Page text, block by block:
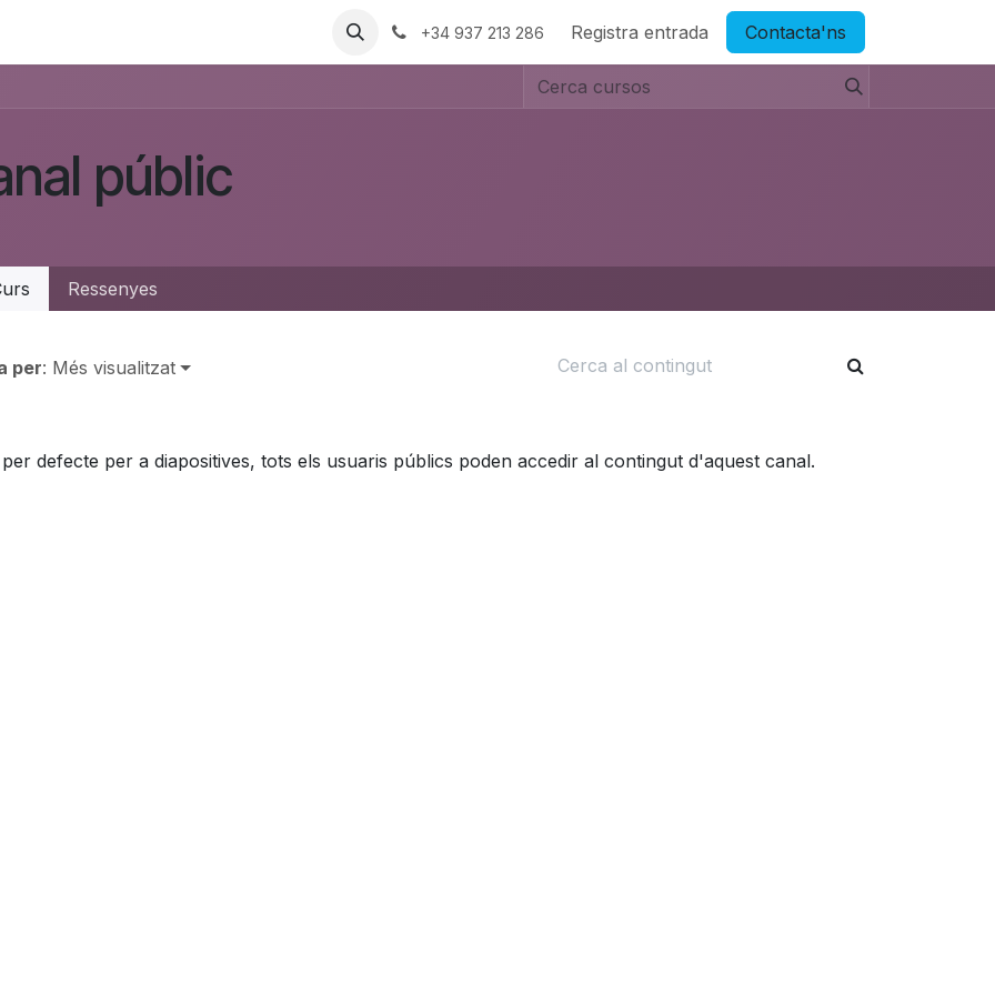
+34 937 213 286 Registra entrada Contacta'ns
públic
Ressenyes
per: Més visualitzat
defecte per a diapositives, tots els usuaris públics poden accedir al contingut d'aquest canal.